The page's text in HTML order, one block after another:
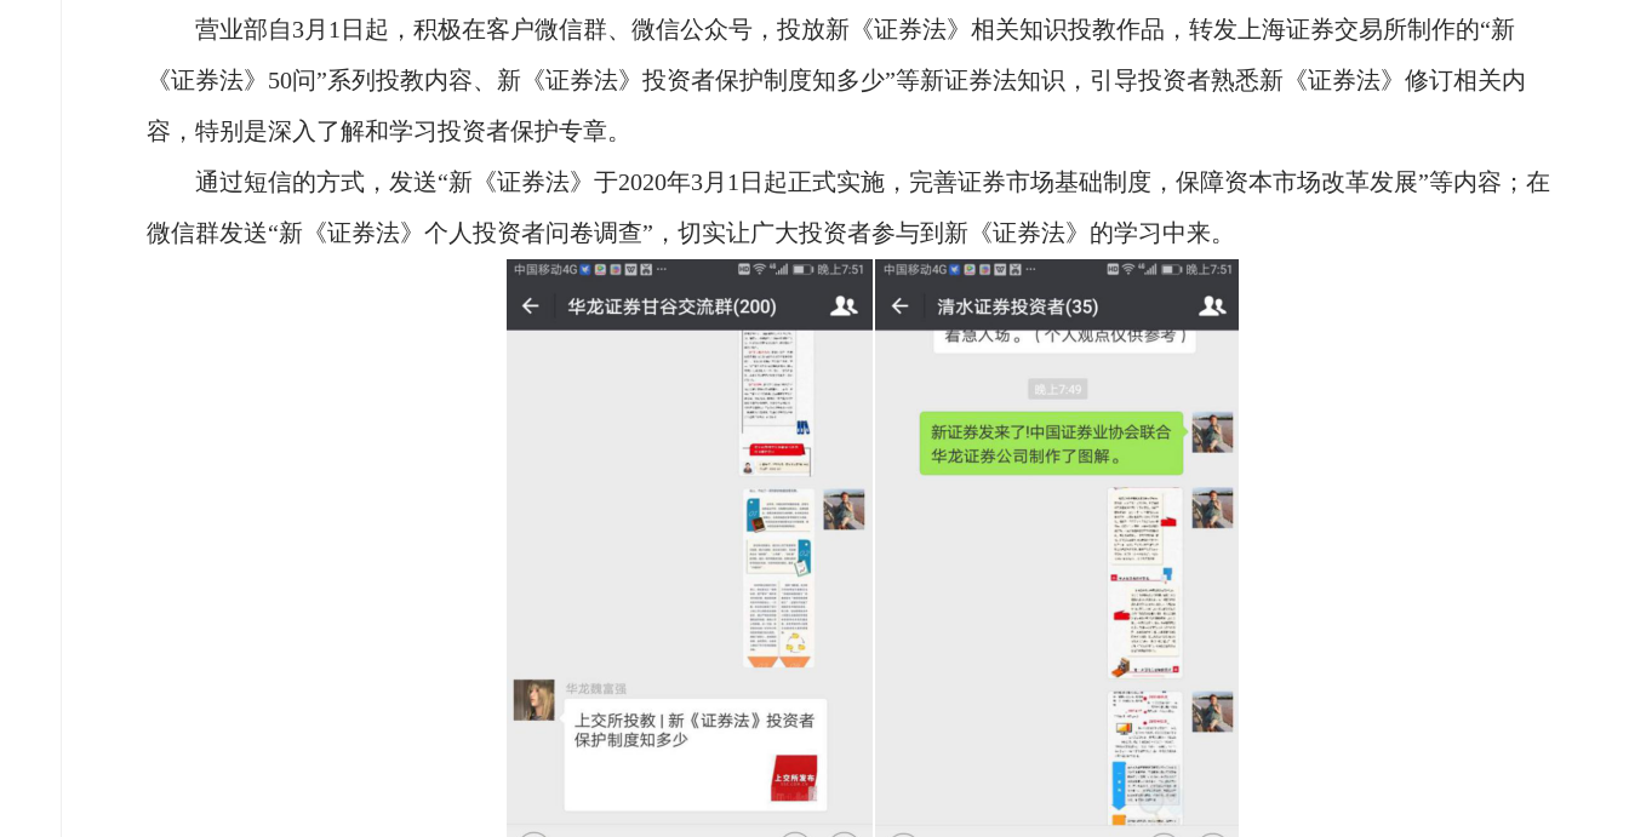
营业部自3月1日起，积极在客户微信群、微信公众号，投放新《证券法》相关知识投教作品，转发上海证券交易所制作的“新
《证券法》50问”系列投教内容、新《证券法》投资者保护制度知多少”等新证券法知识，引导投资者熟悉新《证券法》修订相关内
容，特别是深入了解和学习投资者保护专章。
通过短信的方式，发送“新《证券法》于2020年3月1日起正式实施，完善证券市场基础制度，保障资本市场改革发展”等内容；在
微信群发送“新《证券法》个人投资者问卷调查”，切实让广大投资者参与到新《证券法》的学习中来。